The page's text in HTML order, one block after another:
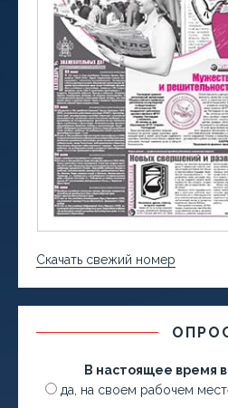
Скачать свежий номер
В настоящее время
да, на своем рабочем